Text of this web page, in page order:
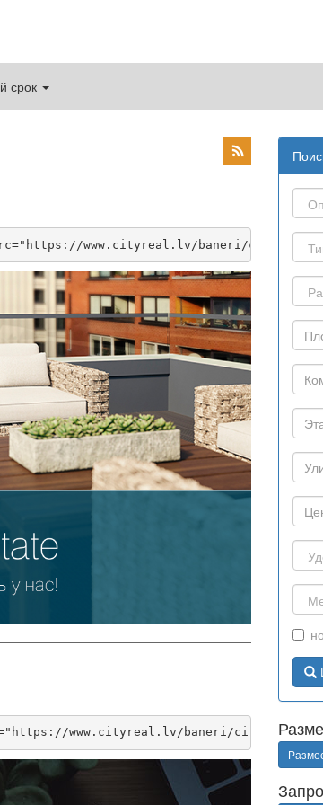
срок
www.cityreal.lv/baneri/
www.cityreal.lv/baneri/